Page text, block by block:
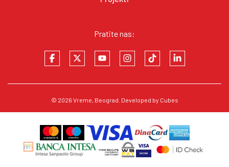
Pratite nas:
© 2026 Vreme , Beograd. Developed by Cubes